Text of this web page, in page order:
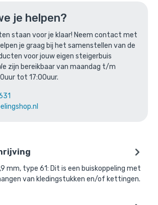
je helpen?
staan voor je klaar! Neem contact met
je graag bij het samenstellen van de
voor jouw eigen steigerbuis
zijn bereikbaar van maandag t/m
tot 17:00uur.
mm, type 61: Dit is een buiskoppeling met
van kledingstukken en/of kettingen.
product wordt vaak
met: